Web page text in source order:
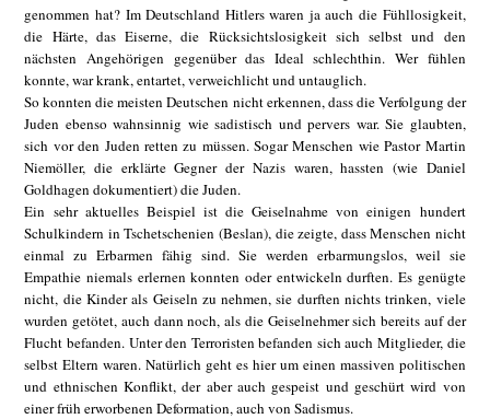
genommen hat? Im Deutschland Hitlers waren ja auch die Fühllosigkeit,
die Härte, das Eiserne, die Rücksichtslosigkeit sich selbst und den
nächsten Angehörigen gegenüber das Ideal schlechthin. Wer fühlen
konnte, war krank, entartet, verweichlicht und untauglich.
So konnten die meisten Deutschen nicht erkennen, dass die Verfolgung der
Juden ebenso wahnsinnig wie sadistisch und pervers war. Sie glaubten,
sich vor den Juden retten zu müssen. Sogar Menschen wie Pastor Martin
Niemöller, die erklärte Gegner der Nazis waren, hassten (wie Daniel
Goldhagen dokumentiert) die Juden.
Ein sehr aktuelles Beispiel ist die Geiselnahme von einigen hundert
Schulkindern in Tschetschenien (Beslan), die zeigte, dass Menschen nicht
einmal zu Erbarmen fähig sind. Sie werden erbarmungslos, weil sie
Empathie niemals erlernen konnten oder entwickeln durften. Es genügte
nicht, die Kinder als Geiseln zu nehmen, sie durften nichts trinken, viele
wurden getötet, auch dann noch, als die Geiselnehmer sich bereits auf der
Flucht befanden. Unter den Terroristen befanden sich auch Mitglieder, die
selbst Eltern waren. Natürlich geht es hier um einen massiven politischen
und ethnischen Konflikt, der aber auch gespeist und geschürt wird von
einer früh erworbenen Deformation, auch von Sadismus.